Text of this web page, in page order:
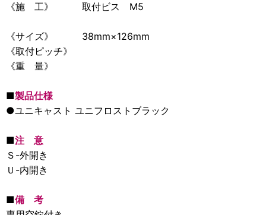
《施 工》 取付ビス M5
《サイズ》 38mm×126mm
《取付ピッチ》
《重 量》
■製品仕様
●ユニキャスト ユニフロストブラック
■注 意
Ｓ-外開き
Ｕ-内開き
■備 考